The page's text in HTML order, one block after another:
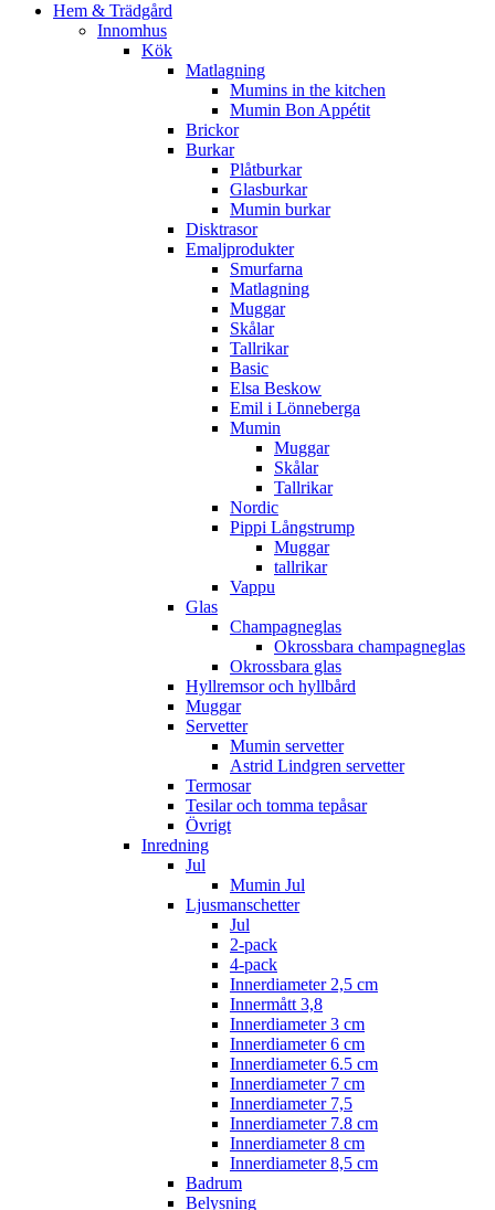
Hem & Trädgård
Innomhus
Kök
Matlagning
Mumins in the kitchen
Mumin Bon Appétit
Brickor
Burkar
Plåtburkar
Glasburkar
Mumin burkar
Disktrasor
Emaljprodukter
Smurfarna
Matlagning
Muggar
Skålar
Tallrikar
Basic
Elsa Beskow
Emil i Lönneberga
Mumin
Muggar
Skålar
Tallrikar
Nordic
Pippi Långstrump
Muggar
tallrikar
Vappu
Glas
Champagneglas
Okrossbara champagneglas
Okrossbara glas
Hyllremsor och hyllbård
Muggar
Servetter
Mumin servetter
Astrid Lindgren servetter
Termosar
Tesilar och tomma tepåsar
Övrigt
Inredning
Jul
Mumin Jul
Ljusmanschetter
Jul
2-pack
4-pack
Innerdiameter 2,5 cm
Innermått 3,8
Innerdiameter 3 cm
Innerdiameter 6 cm
Innerdiameter 6.5 cm
Innerdiameter 7 cm
Innerdiameter 7,5
Innerdiameter 7.8 cm
Innerdiameter 8 cm
Innerdiameter 8,5 cm
Badrum
Belysning